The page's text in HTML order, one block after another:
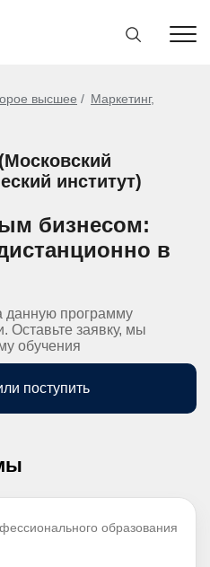
высшее
Маркетинг,
институт)
бизнесом:
в
данную программу
Оставьте заявку, мы
обучения
поступить
образования